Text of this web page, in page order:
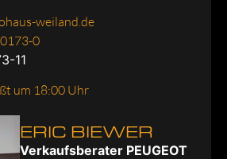
weiland.de
0
11
um 18:00 Uhr
ERIC BIEWER
Verkaufsberater PEUGEOT